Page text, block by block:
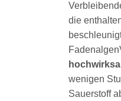
die
wenigen
Sauerstoff